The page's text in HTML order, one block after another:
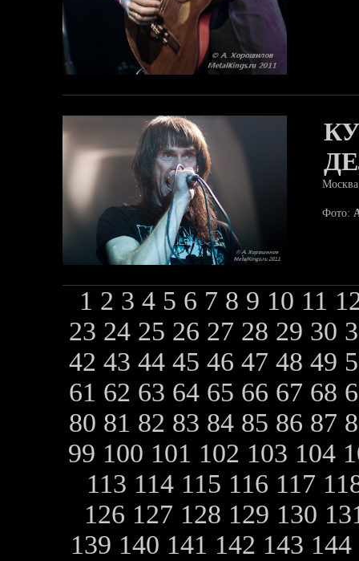
Москва
Фото:
1 2 3 4 5 6 7 8 9 10 11
23 24 25 26 27 28 29 30
42 43 44 45 46 47 48 49
61 62 63 64 65 66 67 68
80 81 82 83 84 85 86 87
99 100 101 102 103 104
113 114 115 116 117
126 127 128 129 130
139 140 141 142 143 144